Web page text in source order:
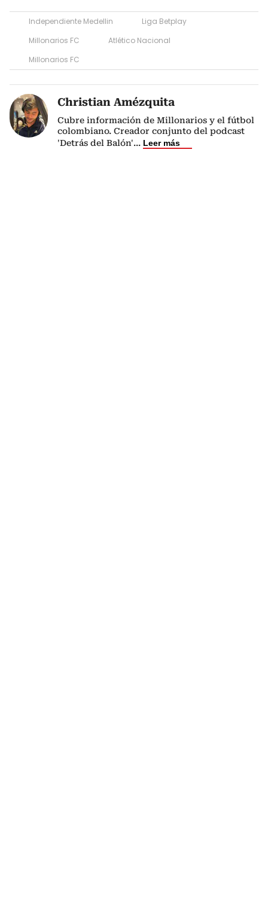
Independiente Medellin
Liga Betplay
Millonarios FC
Atlético Nacional
Millonarios FC
Christian Amézquita
Cubre información de Millonarios y el fútbol
colombiano. Creador conjunto del podcast
'Detrás del Balón'... Leer más